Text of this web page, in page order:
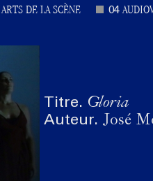
ARTS DE LA SCÈNE 04
Titre. Gloria
Auteur. José